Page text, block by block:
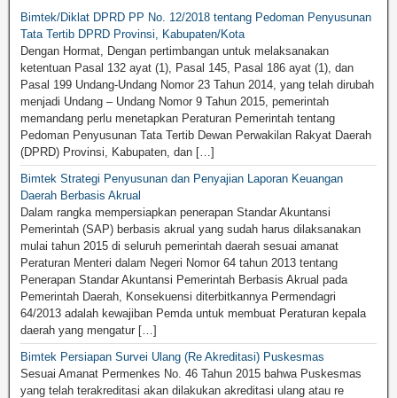
Bimtek/Diklat DPRD PP No. 12/2018 tentang Pedoman Penyusunan
Tata Tertib DPRD Provinsi, Kabupaten/Kota
Dengan Hormat, Dengan pertimbangan untuk melaksanakan
ketentuan Pasal 132 ayat (1), Pasal 145, Pasal 186 ayat (1), dan
Pasal 199 Undang-Undang Nomor 23 Tahun 2014, yang telah dirubah
menjadi Undang – Undang Nomor 9 Tahun 2015, pemerintah
memandang perlu menetapkan Peraturan Pemerintah tentang
Pedoman Penyusunan Tata Tertib Dewan Perwakilan Rakyat Daerah
(DPRD) Provinsi, Kabupaten, dan […]
Bimtek Strategi Penyusunan dan Penyajian Laporan Keuangan
Daerah Berbasis Akrual
Dalam rangka mempersiapkan penerapan Standar Akuntansi
Pemerintah (SAP) berbasis akrual yang sudah harus dilaksanakan
mulai tahun 2015 di seluruh pemerintah daerah sesuai amanat
Peraturan Menteri dalam Negeri Nomor 64 tahun 2013 tentang
Penerapan Standar Akuntansi Pemerintah Berbasis Akrual pada
Pemerintah Daerah, Konsekuensi diterbitkannya Permendagri
64/2013 adalah kewajiban Pemda untuk membuat Peraturan kepala
daerah yang mengatur […]
Bimtek Persiapan Survei Ulang (Re Akreditasi) Puskesmas
Sesuai Amanat Permenkes No. 46 Tahun 2015 bahwa Puskesmas
yang telah terakreditasi akan dilakukan akreditasi ulang atau re